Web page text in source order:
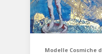
Modelle Cosmiche